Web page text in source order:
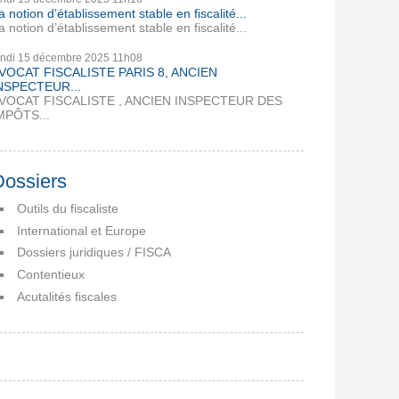
notion d’établissement stable en fiscalité...
notion d’établissement stable en fiscalité...
15 décembre 2025 11h08
FISCALISTE PARIS 8, ANCIEN
FISCALISTE , ANCIEN INSPECTEUR DES
Outils du fiscaliste
International et Europe
Dossiers juridiques / FISCA
Contentieux
Acutalités fiscales